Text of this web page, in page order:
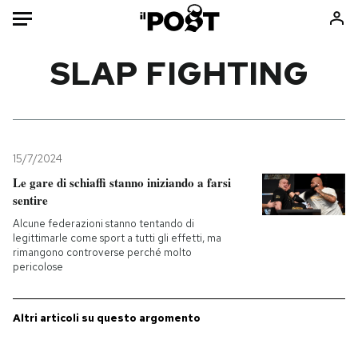
Mondo
Politica
Internet
Scienza
Cultura
Economia
Sport
Consumismi
Altrecose
SLAP FIGHTING
15/7/2024
Le gare di schiaffi stanno iniziando a farsi
sentire
Alcune federazioni stanno tentando di
legittimarle come sport a tutti gli effetti, ma
rimangono controverse perché molto
pericolose
Altri articoli su questo argomento